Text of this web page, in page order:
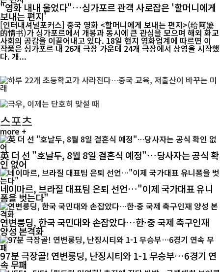
"영화 내내 울었다"…싱가포르 관객 사로잡은 '할머니에게
보내는 편지'
[인터내셔널포커스] 중국 영화 <할머니에게 보내는 편지>(给阿嬷
的情书)가 싱가포르에서 개봉과 동시에 큰 관심을 모으며 해외 화교
사회의 공감을 이끌어내고 있다. 18일 현지 영화업계에 따르면 이
작품은 싱가포르 내 26개 극장 가운데 24개 극장에서 상영을 시작했
다. 개...
스포츠
more +
英 더 선 "호날두, 8월 8일 결혼식 예정"…당사자는 공식 확
인 없어
네이마르, 브라질 대표팀 은퇴 선언…"이제 국가대표 유니
폼을 벗는다"
연변룽딩, 한국 국민대와 손잡았다…한·중 국제 축구인재
양성 본격화
97분 극장골! 연변룽딩, 난징시티와 1-1 무승부…6경기 연
속 무패